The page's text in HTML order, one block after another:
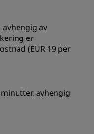
avhengig av
er
(EUR 19 per
avhengig